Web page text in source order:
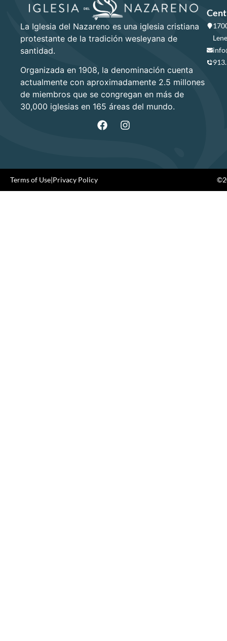
La Iglesia del Nazareno es una iglesia cristiana
protestante de la tradición wesleyana de
santidad.
Organizada en 1908, la denominación cuenta
actualmente con aproximadamente 2.5 millones
de miembros que se congregan en más de
30,000 iglesias en 165 áreas del mundo.
Terms of Use|Privacy Policy